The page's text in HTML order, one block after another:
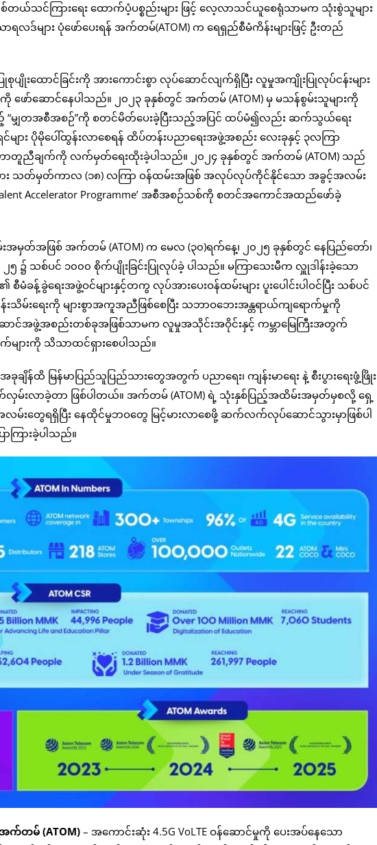
စ်တယ်သင်ကြားရေး ထောက်ပံ့ပစ္စည်းများ ဖြင့် လေ့လာသင်ယူစေရုံသာမက သုံးစွဲသူများ
လဒ်များ ပုံဖော်ပေးရန် အက်တမ်(ATOM) က ရေရှည်စီမံကိန်းများဖြင့် ဦးတည်
ျိုးထောင်ခြင်းကို အားကောင်းစွာ လုပ်ဆောင်လျက်ရှိပြီး လူမှုအကျိုးပြုလုပ်ငန်းများ
ဖော်ဆောင်နေပါသည်။ ၂၀၂၃ ခုနှစ်တွင် အက်တမ် (ATOM) မှ မသန်စွမ်းသူများကို
မျှတအစီအစဉ်”ကို စတင်မိတ်ပေးခဲ့ပြီးသည့်အပြင် ထပ်မံ၍လည်း ဆက်သွယ်ရေး
ျား ပိုမိုပေါ်ထွန်းလာစေရန် ထိပ်တန်းပညာရေးအဖွဲ့အစည်း လေးခုနှင့် ၃လကြာ
ညီချက်ကို လက်မှတ်ရေးထိုးခဲ့ပါသည်။ ၂၀၂၄ ခုနှစ်တွင် အက်တမ် (ATOM) သည်
ား သတ်မှတ်ကာလ (၁၈) လကြာ ဝန်ထမ်းအဖြစ် အလုပ်လုပ်ကိုင်နိုင်သော အခွင့်အလမ်း
Accelerator Programme’ အစီအစဉ်သစ်ကို စတင်အကောင်အထည်ဖော်ခဲ့
အဖြစ် အက်တမ် (ATOM) က မေလ (၃၀)ရက်နေ့၊ ၂၀၂၅ ခုနှစ်တွင် နေပြည်တော်၊
၌ သစ်ပင် ၁၀၀၀ စိုက်ပျိုးခြင်းပြုလုပ်ခဲ့ ပါသည်။ မကြာသေးမီက လှူုဒါန်းခဲ့သော
န့်ခွဲရေးအဖွဲ့ဝင်များနှင့်တကွ လုပ်အားပေးဝန်ထမ်းများ ပူးပေါင်းပါဝင်ပြီး သစ်ပင်
းရေးကို များစွာအကူအညီဖြစ်စေပြီး သဘာဝဘေးအန္တရာယ်ကျရောက်မှုကို
ာင်အဖွဲ့အစည်းတစ်ခုအဖြစ်သာမက လူမှုအသိုင်းအဝိုင်းနှင့် ကမ္ဘာမြေကြီးအတွက်
များကို သိသာထင်ရှားစေပါသည်။
န်ထိ မြန်မာပြည်သူပြည်သားတွေအတွက် ပညာရေး၊ ကျန်းမာရေး နဲ့ စီးပွားရေးဖွံ့ဖြိုး
လှမ်းလာခဲ့တာ ဖြစ်ပါတယ်။ အက်တမ် (ATOM) ရဲ့ သုံးနှစ်ပြည့်အထိမ်းအမှတ်မှစလို့ ရှေ့
းတွေရရှိပြီး နေထိုင်မှုဘဝတွေ မြင့်မားလာစေဖို့ ဆက်လက်လုပ်ဆောင်သွားမှာဖြစ်ပါ
ာကြားခဲ့ပါသည်။
အက်တမ် (ATOM) – အကောင်းဆုံး 4.5G VoLTE ဝန်ဆောင်မှုကို ပေးအပ်နေသော